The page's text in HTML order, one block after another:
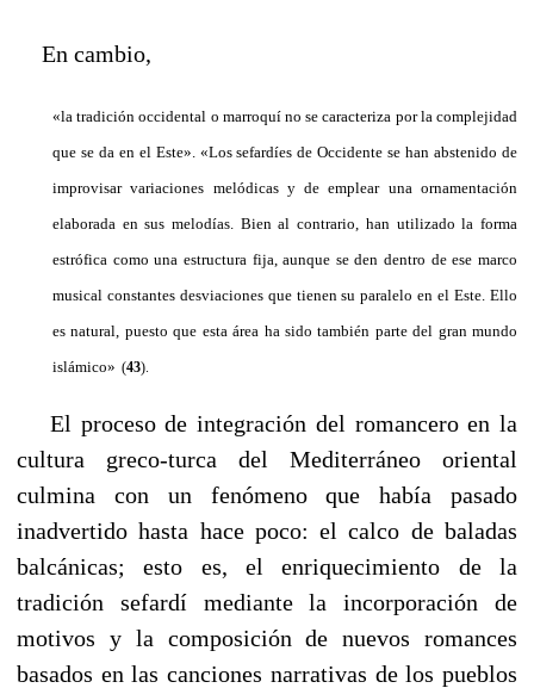
En cambio,
«la tradición occidental o marroquí no se caracteriza pοr la complejidad
que se da en el Este». «Los sefardíes de Occidente se han abstenido de
improvisar variaciones melódicas y de emplear una ornamentación
elaborada en sus melodías. Bien al contrario, han utilizado la forma
estrófica como una estructura fija, aunque se den dentro de ese marco
musical constantes desviaciones que tienen su paralelo en el Este. Ello
es natural, puesto que esta área ha sido también parte del gran mundo
islámico» (43).
El proceso de integración del romancero en la
cultura greco-turca del Mediterráneo oriental
culmina con un fenómeno que había pasado
inadvertido hasta hace poco: el calco de baladas
balcánicas; esto es, el enriquecimiento de la
tradición sefardí mediante la incorporación de
motivos y la composición de nuevos romances
basados en las canciones narrativas de los pueblos